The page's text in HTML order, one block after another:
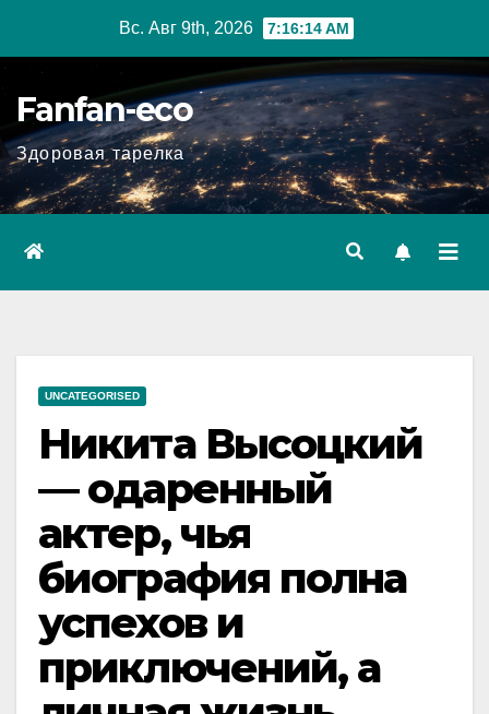
Вс. Авг 9th, 2026 7:16:15 AM
Fanfan-eco
Здоровая тарелка
UNCATEGORISED
Никита Высоцкий
— одаренный
актер, чья
биография полна
успехов и
приключений, а